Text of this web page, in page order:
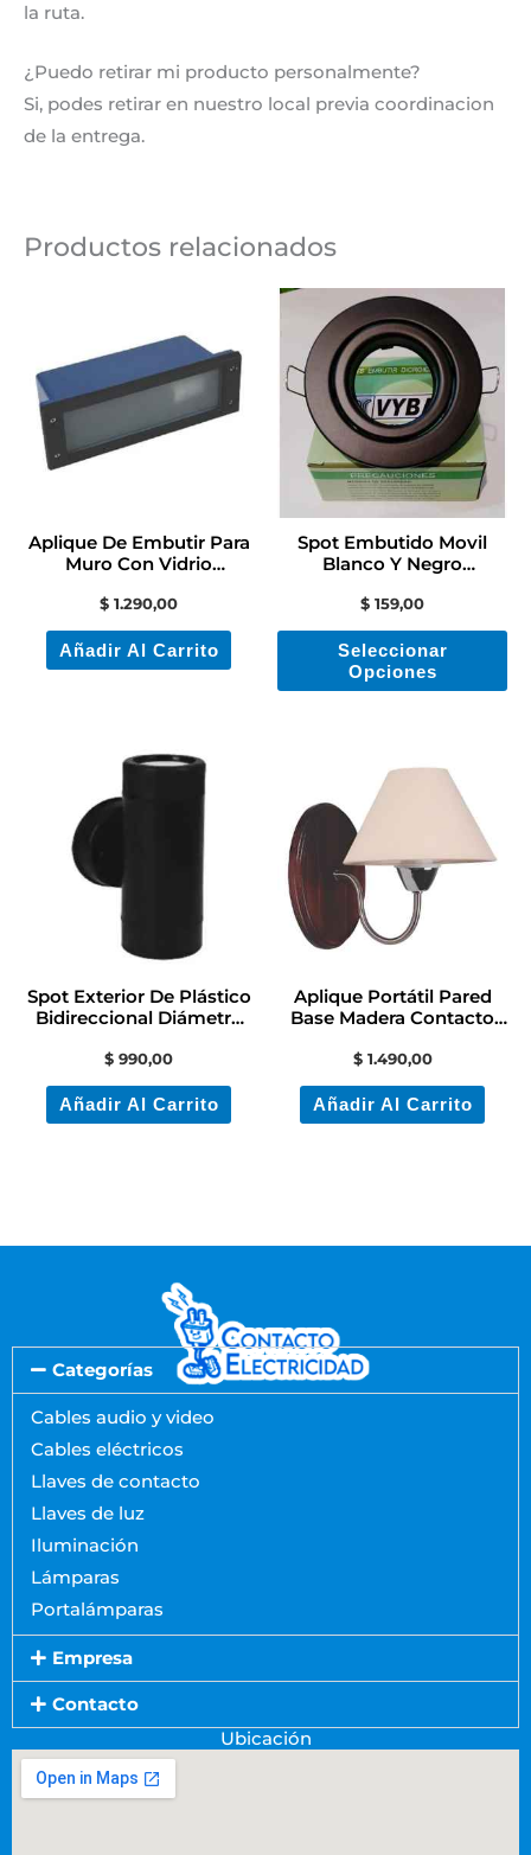
la ruta.
¿Puedo retirar mi producto personalmente?
Si, podes retirar en nuestro local previa coordinacion
de la entrega.
Productos relacionados
Aplique De Embutir Para
Muro Con Vidrio
$ 1.290,00
Añadir Al Carrito
Spot Embutido Movil
Blanco Y Negro
$ 159,00
Seleccionar
Opciones
Spot Exterior De Plástico
Bidireccional Diámetro
$ 990,00
Añadir Al Carrito
Aplique Portátil Pared
Base Madera Contacto
$1.490,00
Añadir Al Carrito
Categorías
Cables audio y video
Cables eléctricos
Llaves de contacto
Llaves de luz
Iluminación
Lámparas
Portalámparas
Empresa
Contacto
Ubicación